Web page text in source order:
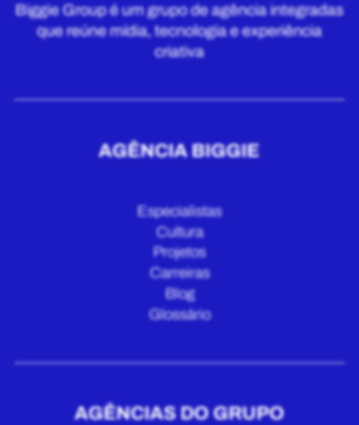
Biggie Group é um grupo de agência integradas
que reúne mídia, tecnologia e experiência
criativa
AGÊNCIA BIGGIE
Especialistas
Cultura
Projetos
Carreiras
Blog
Glossário
AGÊNCIAS DO GRUPO